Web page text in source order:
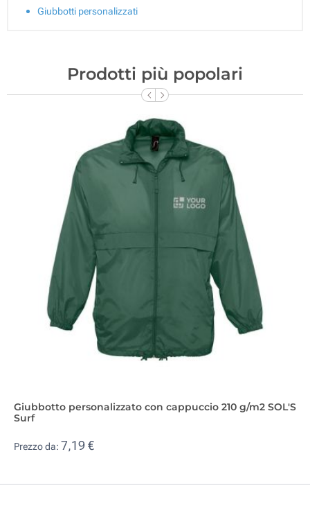
Giubbotti personalizzati
Prodotti più popolari
Giubbotto personalizzato con cappuccio 210 g/m2 SOL'S
Surf
Prezzo da: 7,19 €